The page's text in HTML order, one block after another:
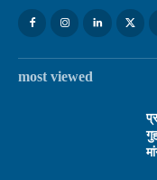
most viewed